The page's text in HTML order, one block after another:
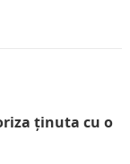
ținuta cu o